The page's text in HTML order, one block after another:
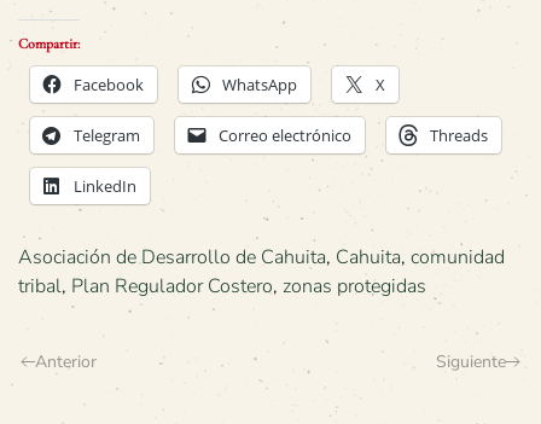
Compartir:
Facebook WhatsApp X
Telegram Correo electrónico Threads
LinkedIn
Asociación de Desarrollo de Cahuita, Cahuita, comunidad
tribal, Plan Regulador Costero, zonas protegidas
Anterior Siguiente